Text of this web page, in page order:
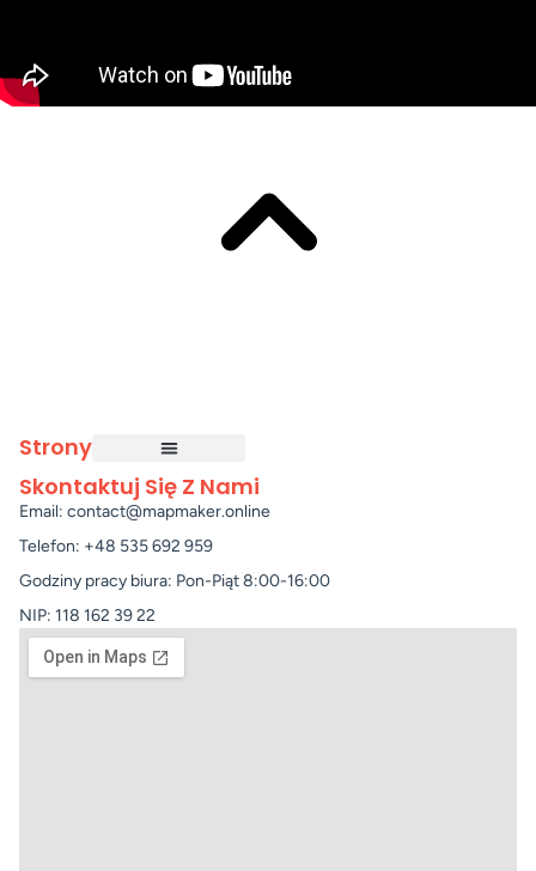
Strony
Skontaktuj Się Z Nami
Email: contact@mapmaker.online
Telefon: +48 535 692 959
Godziny pracy biura: Pon-Piąt 8:00-16:00
NIP: 118 162 39 22